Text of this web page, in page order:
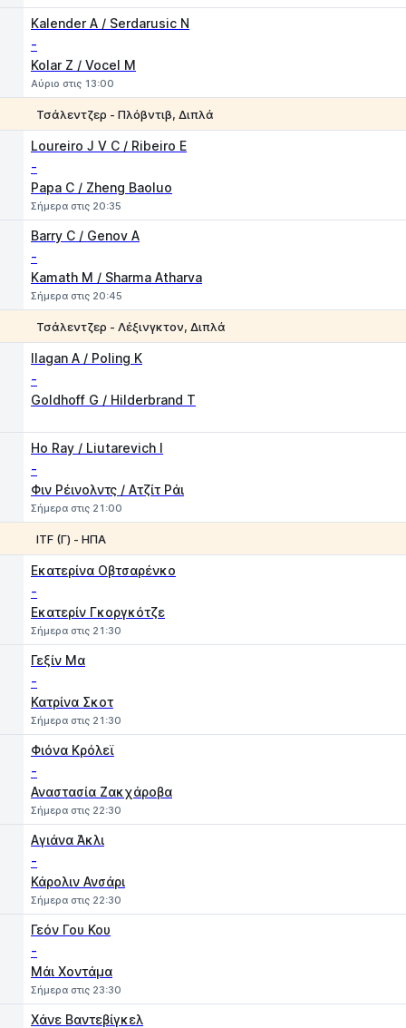
Kalender A / Serdarusic N
-
Kolar Z / Vocel M
Αύριο στις 13:00
Τσάλεντζερ - Πλόβντιβ, Διπλά
Loureiro J V C / Ribeiro E
-
Papa C / Zheng Baoluo
Σήμερα στις 20:35
Barry C / Genov A
-
Kamath M / Sharma Atharva
Σήμερα στις 20:45
Τσάλεντζερ - Λέξινγκτον, Διπλά
Ilagan A / Poling K
-
Goldhoff G / Hilderbrand T
Ho Ray / Liutarevich I
-
Φιν Ρέινολντς / Ατζίτ Ράι
Σήμερα στις 21:00
ITF (Γ) - ΗΠΑ
Εκατερίνα Οβτσαρένκο
-
Εκατερίν Γκοργκότζε
Σήμερα στις 21:30
Γεξίν Μα
-
Κατρίνα Σκοτ
Σήμερα στις 21:30
Φιόνα Κρόλεϊ
-
Αναστασία Ζακχάροβα
Σήμερα στις 22:30
Αγιάνα Άκλι
-
Κάρολιν Ανσάρι
Σήμερα στις 22:30
Γεόν Γου Κου
-
Μάι Χοντάμα
Σήμερα στις 23:30
Χάνε Βαντεβίγκελ